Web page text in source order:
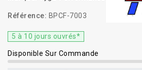
Référence: BPCF-7003
5 à 10 jours ouvrés*
Disponible Sur Commande